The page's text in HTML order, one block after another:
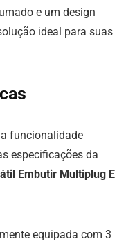
e um design
ideal para suas
funcionalidade
especificações da
Embutir Multiplug E
equipada com 3